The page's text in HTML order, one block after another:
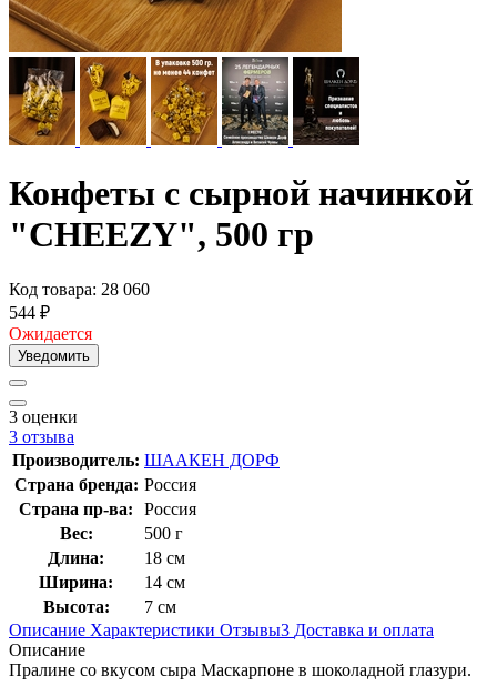
Конфеты с сырной начинкой
"CHEEZY", 500 гр
Код товара: 28 060
544 ₽
Ожидается
Уведомить
3 оценки
3 отзыва
Производитель: ШААКЕН ДОРФ
Страна бренда: Россия
Страна пр-ва:
Россия
Вес:
500 г
Длина:
18 см
Ширина:
14 см
Высота:
7 см
Описание Характеристики Отзывы3 Доставка и оплата
Описание
Пралине со вкусом сыра Маскарпоне в шоколадной глазури.